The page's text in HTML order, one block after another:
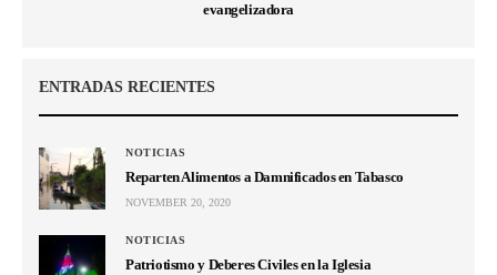
evangelizadora
ENTRADAS RECIENTES
NOTICIAS
Reparten Alimentos a Damnificados en Tabasco
NOVEMBER 20, 2020
NOTICIAS
Patriotismo y Deberes Civiles en la Iglesia